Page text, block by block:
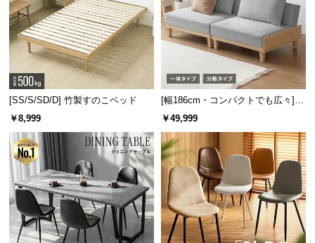
[SS/S/SD/D] 竹製すのこベッド
￥8,999
[幅186cm・コンパクトでも広々] 3
人掛けソファベッド リクライニン
￥49,999